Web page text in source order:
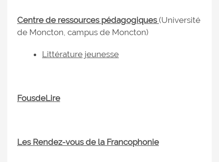
Centre de ressources pédagogiques(Université
de Moncton, campus de Moncton)
Littérature jeunesse
FousdeLire
Les Rendez-vous de la Francophonie